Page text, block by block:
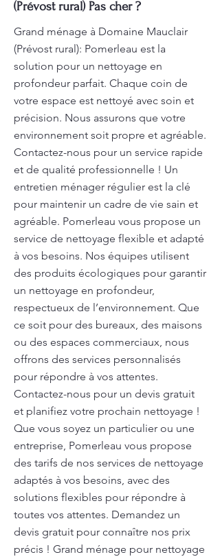
(Prévost rural) Pas cher ?
Grand ménage à Domaine Mauclair
(Prévost rural): Pomerleau est la
solution pour un nettoyage en
profondeur parfait. Chaque coin de
votre espace est nettoyé avec soin et
précision. Nous assurons que votre
environnement soit propre et agréable.
Contactez-nous pour un service rapide
et de qualité professionnelle ! Un
entretien ménager régulier est la clé
pour maintenir un cadre de vie sain et
agréable. Pomerleau vous propose un
service de nettoyage flexible et adapté
à vos besoins. Nos équipes utilisent
des produits écologiques pour garantir
un nettoyage en profondeur,
respectueux de l’environnement. Que
ce soit pour des bureaux, des maisons
ou des espaces commerciaux, nous
offrons des services personnalisés
pour répondre à vos attentes.
Contactez-nous pour un devis gratuit
et planifiez votre prochain nettoyage !
Que vous soyez un particulier ou une
entreprise, Pomerleau vous propose
des tarifs de nos services de nettoyage
adaptés à vos besoins, avec des
solutions flexibles pour répondre à
toutes vos attentes. Demandez un
devis gratuit pour connaître nos prix
précis ! Grand ménage pour nettoyage